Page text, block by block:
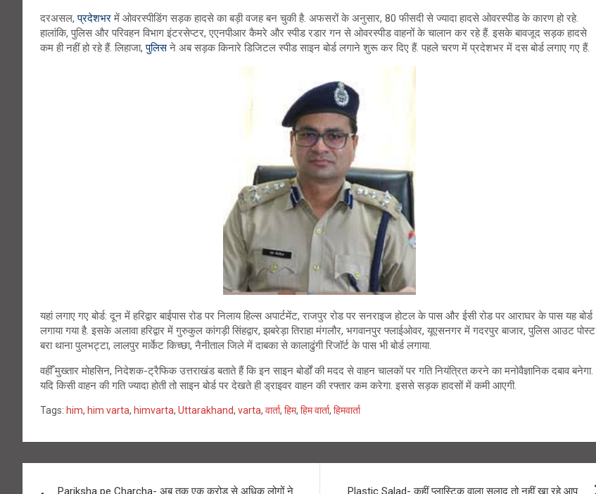
दरअसल,प्रदेशभर में ओवरस्पीडिंग सड़क हादसे का बड़ी वजह बन चुकी है. अफसरों के अनुसार, 80 फीसदी से ज्यादा हादसे ओवरस्पीड के कारण हो रहे.
हालांकि, पुलिस और परिवहन विभाग इंटरसेप्टर, एएनपीआर कैमरे और स्पीड रडार गन से ओवरस्पीड वाहनों के चालान कर रहे हैं. इसके बावजूद सड़क हादसे
कम ही नहीं हो रहे हैं. लिहाजा,पुलिस ने अब सड़क किनारे डिजिटल स्पीड साइन बोर्ड लगाने शुरू कर दिए हैं. पहले चरण में प्रदेशभर में दस बोर्ड लगाए गए हैं.
यहां लगाए गए बोर्ड: दून में हरिद्वार बाईपास रोड पर निलाय हिल्स अपार्टमेंट, राजपुर रोड पर सनराइज होटल के पास और ईसी रोड पर आराघर के पास यह बोर्ड
लगाया गया है. इसके अलावा हरिद्वार में गुरुकुल कांगड़ी सिंहद्वार, झबरेड़ा तिराहा मंगलौर, भगवानपुर फ्लाईओवर, यूएसनगर में गदरपुर बाजार, पुलिस आउट पोस्ट
बरा थाना पुलभट्टा, लालपुर मार्केट किच्छा, नैनीताल जिले में दाबका से कालाढुंगी रिजॉर्ट के पास भी बोर्ड लगाया.
वहीँ मुख्तार मोहसिन, निदेशक-ट्रैफिक उत्तराखंड बताते हैं कि इन साइन बोर्डों की मदद से वाहन चालकों पर गति नियंत्रित करने का मनोवैज्ञानिक दबाव बनेगा.
यदि किसी वाहन की गति ज्यादा होती तो साइन बोर्ड पर देखते ही ड्राइवर वाहन की रफ्तार कम करेगा. इससे सड़क हादसों में कमी आएगी.
Tags: him, him varta, himvarta, Uttarakhand, varta, वार्ता, हिम, हिम वार्ता, हिमवार्ता
Pariksha pe Charcha- अब तक एक करोड़ से अधिक लोगों ने
Plastic Salad- कहीं प्लास्टिक वाला सलाद तो नहीं खा रहे आप